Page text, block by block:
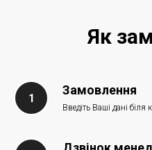
Як
Замовлення
Введіть Ваші дані біля